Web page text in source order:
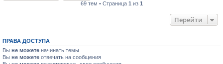
69 тем • Страница 1 из 1
Перейти
ПРАВА ДОСТУПА
Вы не можете начинать темы
Вы не можете отвечать на сообщения